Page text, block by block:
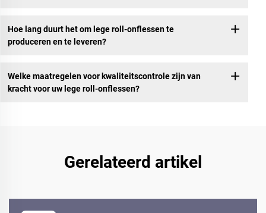
Hoe lang duurt het om lege roll-onflessen te
produceren en te leveren?
Welke maatregelen voor kwaliteitscontrole zijn van
kracht voor uw lege roll-onflessen?
Gerelateerd artikel